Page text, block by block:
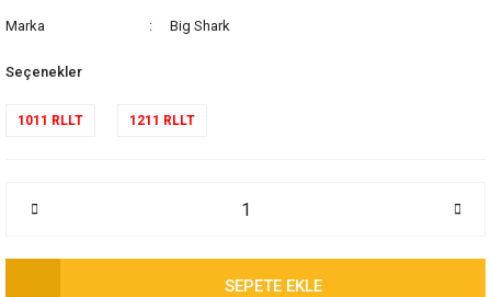
Marka Big Shark
Seçenekler
1011 RLLT 1211 RLLT
SEPETE EKLE